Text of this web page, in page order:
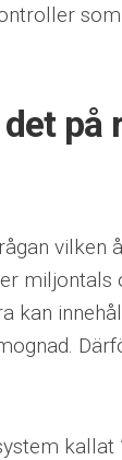
på
vilken
miljontals
kan
kallat